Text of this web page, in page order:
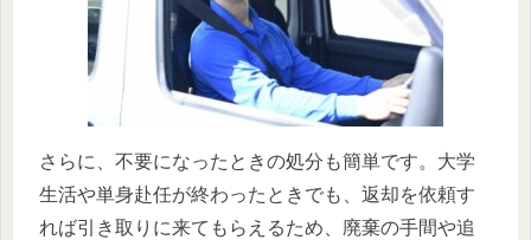
さらに、不要になったときの処分も簡単です。大学
生活や単身赴任が終わったときでも、返却を依頼す
れば引き取りに来てもらえるため、廃棄の手間や追